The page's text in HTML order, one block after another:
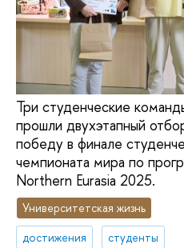
Три студенческие
прошли двухэтапный
победу в финале
чемпионата мира по
Northern Eurasia 2025.
Университетская жизнь
достижения
студенты